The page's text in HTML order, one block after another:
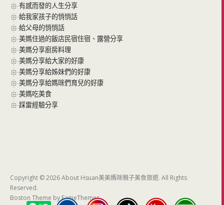
有感而發的人生分享
給我家孩子的悄悄話
給父母的悄悄話
美媽住過的飯店民宿住宿、露營分享
美媽分享廚房料理
美媽分享給大家的好康
美媽分享給姊妹們的好康
美媽分享給媽咪們育兒的好康
美媽吃美食
踩雷經驗分享
Copyright © 2026 About Hsuan美美媽咪親子美食旅遊. All Rights
Reserved.
Boston Theme byFameThemes